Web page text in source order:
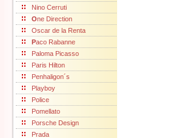
Nino Cerruti
One Direction
Oscar de la Renta
Paco Rabanne
Paloma Picasso
Paris Hilton
Penhaligon´s
Playboy
Police
Pomellato
Porsche Design
Prada